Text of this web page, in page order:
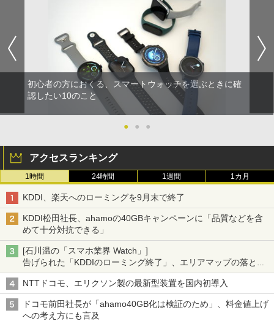
初心者の方におくる、スマートウォッチを選ぶときに確
認したい10のこと
● ● ●
アクセスランキング
1時間 24時間 1週間 1カ月
KDDI、楽天へのローミングを9月末で終了
KDDI松田社長、ahamoの40GBキャンペーンに「品質などを含
めて十分対抗できる」
[石川温の「スマホ業界 Watch」]
告げられた「KDDIのローミング終了」、エリアマップの落とし
穴と楽天モバイルの課題
NTTドコモ、エリクソン製の最新型装置を国内初導入
ドコモ前田社長が「ahamo40GB化は検証のため」、料金値上げ
への考え方にも言及